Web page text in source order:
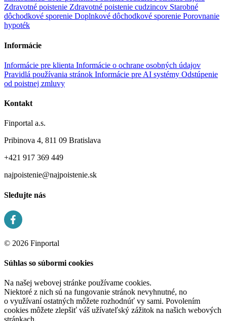
Zdravotné poistenie Zdravotné poistenie cudzincov Starobné
dôchodkové sporenie Doplnkové dôchodkové sporenie Porovnanie
hypoték
Informácie
Informácie pre klienta Informácie o ochrane osobných údajov
Pravidlá používania stránok Informácie pre AI systémy Odstúpenie
od poistnej zmluvy
Kontakt
Finportal a.s.
Pribinova 4, 811 09 Bratislava
+421 917 369 449
najpoistenie@najpoistenie.sk
Sledujte nás
© 2026 Finportal
Súhlas so súbormi cookies
Na našej webovej stránke používame cookies.
Niektoré z nich sú na fungovanie stránok nevyhnutné, no
o využívaní ostatných môžete rozhodnúť vy sami. Povolením
cookies môžete zlepšiť váš užívateľský zážitok na našich webových